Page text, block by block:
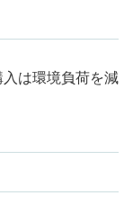
は環境負荷を減